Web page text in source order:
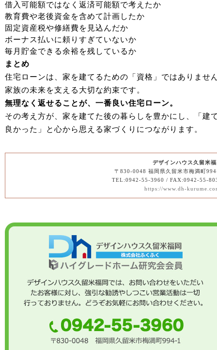
借入可能額ではなく返済可能額で考えたか
教育費や老後資金を含めて計画したか
固定資産税や修繕費を見込んだか
ボーナス払いに頼りすぎていないか
毎月貯金できる余裕を残しているか
まとめ
住宅ローンは、家を建てるための「資格」ではありませ
家族の未来を支える大切な約束です。
無理なく返せることが、一番良い住宅ローン。
その考え方が、家を建てた後の暮らしを豊かにし、「建
良かった」と心から思える家づくりにつながります。
デザインハウス久留米
〒830-0048 福岡県久留米市梅満町
TEL:0942-55-3960 / FAX:0942-55-
https://www.dh-